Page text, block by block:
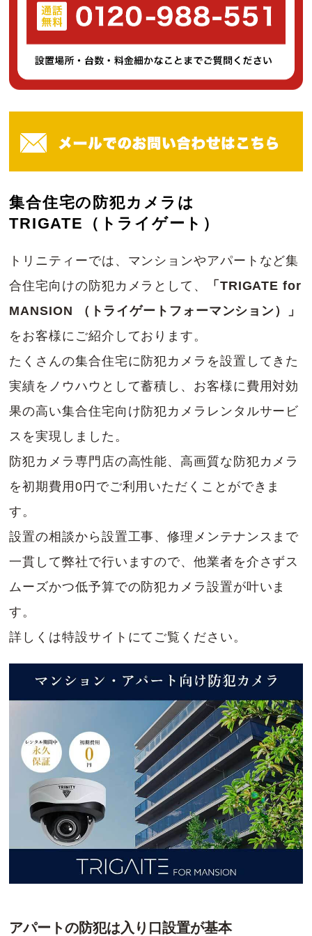
集合住宅の防犯カメラは
TRIGATE（トライゲート）
トリニティーでは、マンションやアパートなど集
合住宅向けの防犯カメラとして、
「TRIGATE for
MANSION （トライゲートフォーマンション）」
をお客様にご紹介しております。
たくさんの集合住宅に防犯カメラを設置してきた
実績をノウハウとして蓄積し、お客様に費用対効
果の高い集合住宅向け防犯カメラレンタルサービ
スを実現しました。
防犯カメラ専門店の高性能、高画質な防犯カメラ
を初期費用0円でご利用いただくことができま
す。
設置の相談から設置工事、修理メンテナンスまで
一貫して弊社で行いますので、他業者を介さずス
ムーズかつ低予算での防犯カメラ設置が叶いま
す。
詳しくは特設サイトにてご覧ください。
アパートの防犯は入り口設置が基本